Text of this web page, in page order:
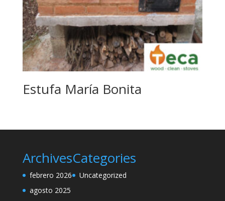
Estufa María Bonita
Archives
febrero 2026
agosto 2025
Categories
Uncategorized